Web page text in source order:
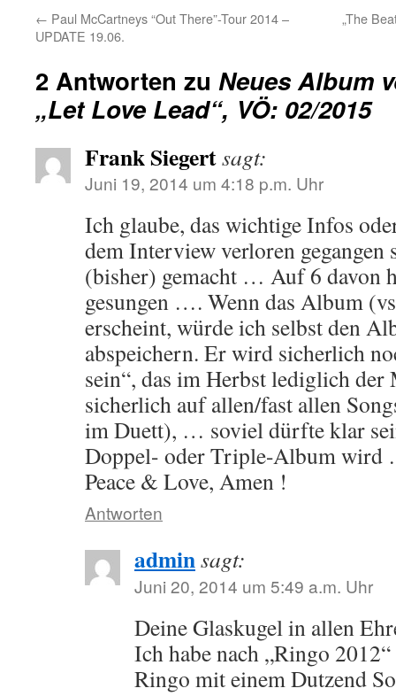
← Paul McCartneys “Out There”-Tour 2014 –
UPDATE 19.06.
„The
2 Antworten zu Neues Album
„Let Love Lead“, VÖ: 02/2015
Frank Siegertsagt:
Juni 19, 2014 um 4:18 p.m. Uhr
Ich glaube, das wichtige Infos
dem Interview verloren
(bisher) gemacht … Auf 6 davon
gesungen …. Wenn das Album
erscheint, würde ich selbst den
abspeichern. Er wird sicherlich
sein“, das im Herbst lediglich
sicherlich auf allen/fast allen
im Duett), … soviel dürfte klar
Doppel- oder Triple-Album wird
Peace & Love, Amen !
Antworten
adminsagt:
Juni 20, 2014 um 5:49 a.m. Uhr
Deine Glaskugel in allen
Ich habe nach „Ringo
Ringo mit einem Dutzend